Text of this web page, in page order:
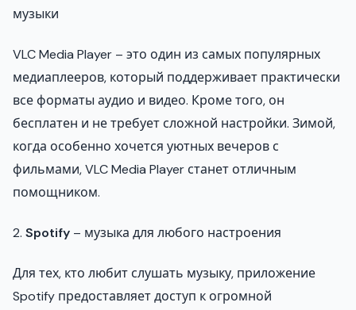
музыки
VLC Media Player – это один из самых популярных
медиаплееров, который поддерживает практически
все форматы аудио и видео. Кроме того, он
бесплатен и не требует сложной настройки. Зимой,
когда особенно хочется уютных вечеров с
фильмами, VLC Media Player станет отличным
помощником.
2. Spotify – музыка для любого настроения
Для тех, кто любит слушать музыку, приложение
Spotify предоставляет доступ к огромной